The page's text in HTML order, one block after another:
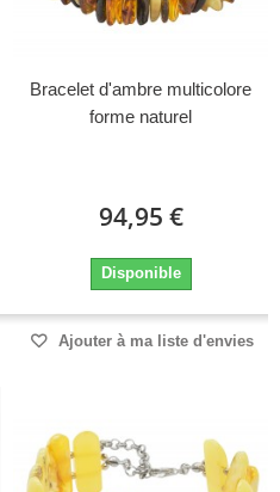
Bracelet d'ambre multicolore
forme naturel
94,95 €
Disponible
Ajouter à ma liste d'envies